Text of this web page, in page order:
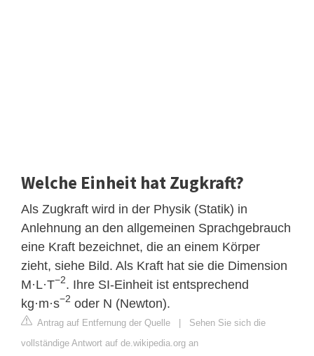
Welche Einheit hat Zugkraft?
Als Zugkraft wird in der Physik (Statik) in
Anlehnung an den allgemeinen Sprachgebrauch
eine Kraft bezeichnet, die an einem Körper
zieht, siehe Bild. Als Kraft hat sie die Dimension
M·L·T−2. Ihre SI-Einheit ist entsprechend
kg·m·s−2 oder N (Newton).
Antrag auf Entfernung der Quelle | Sehen Sie sich die
vollständige Antwort auf de.wikipedia.org an